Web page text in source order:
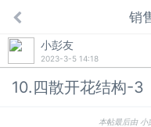
销
小彭友
2023-3-5 14:18
10.四散开花结构-3
本帖最后由